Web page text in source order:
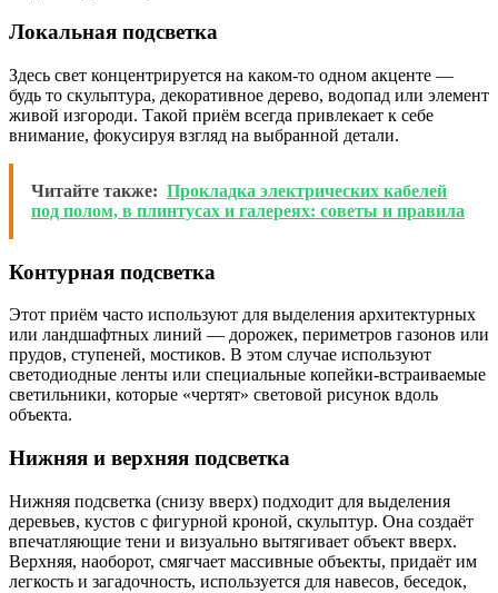
Локальная подсветка
Здесь свет концентрируется на каком-то одном акценте —
будь то скульптура, декоративное дерево, водопад или элемент
живой изгороди. Такой приём всегда привлекает к себе
внимание, фокусируя взгляд на выбранной детали.
Читайте также: Прокладка электрических кабелей
под полом, в плинтусах и галереях: советы и правила
Контурная подсветка
Этот приём часто используют для выделения архитектурных
или ландшафтных линий — дорожек, периметров газонов или
прудов, ступеней, мостиков. В этом случае используют
светодиодные ленты или специальные копейки-встраиваемые
светильники, которые «чертят» световой рисунок вдоль
объекта.
Нижняя и верхняя подсветка
Нижняя подсветка (снизу вверх) подходит для выделения
деревьев, кустов с фигурной кроной, скульптур. Она создаёт
впечатляющие тени и визуально вытягивает объект вверх.
Верхняя, наоборот, смягчает массивные объекты, придаёт им
легкость и загадочность, используется для навесов, беседок,